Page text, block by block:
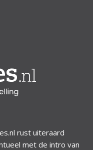
rust uiteraard
met de intro van